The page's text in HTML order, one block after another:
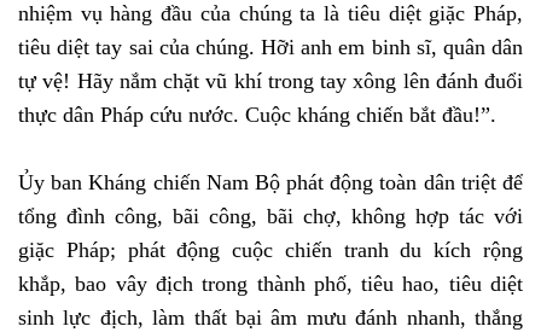
nhiệm vụ hàng đầu của chúng ta là tiêu diệt giặc Pháp,
tiêu diệt tay sai của chúng. Hỡi anh em binh sĩ, quân dân
tự vệ! Hãy nắm chặt vũ khí trong tay xông lên đánh đuổi
thực dân Pháp cứu nước. Cuộc kháng chiến bắt đầu!”.
Ủy ban Kháng chiến Nam Bộ phát động toàn dân triệt để
tổng đình công, bãi công, bãi chợ, không hợp tác với
giặc Pháp; phát động cuộc chiến tranh du kích rộng
khắp, bao vây địch trong thành phố, tiêu hao, tiêu diệt
sinh lực địch, làm thất bại âm mưu đánh nhanh, thắng